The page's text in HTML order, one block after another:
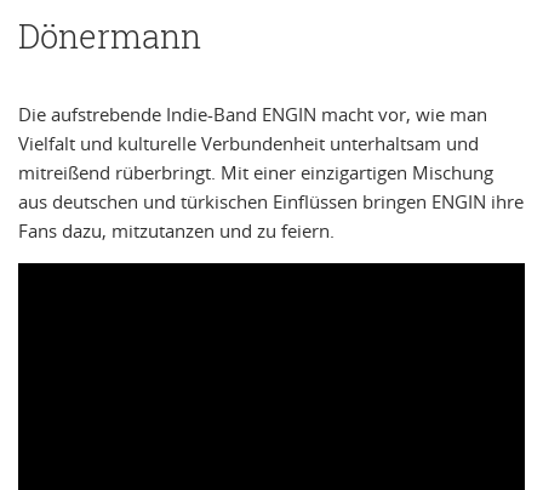
Dönermann
Die aufstrebende Indie-Band ENGIN macht vor, wie man
Vielfalt und kulturelle Verbundenheit unterhaltsam und
mitreißend rüberbringt. Mit einer einzigartigen Mischung
aus deutschen und türkischen Einflüssen bringen ENGIN ihre
Fans dazu, mitzutanzen und zu feiern.